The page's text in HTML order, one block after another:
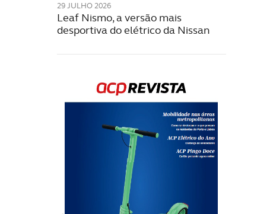
29 JULHO 2026
Leaf Nismo, a versão mais
desportiva do elétrico da Nissan